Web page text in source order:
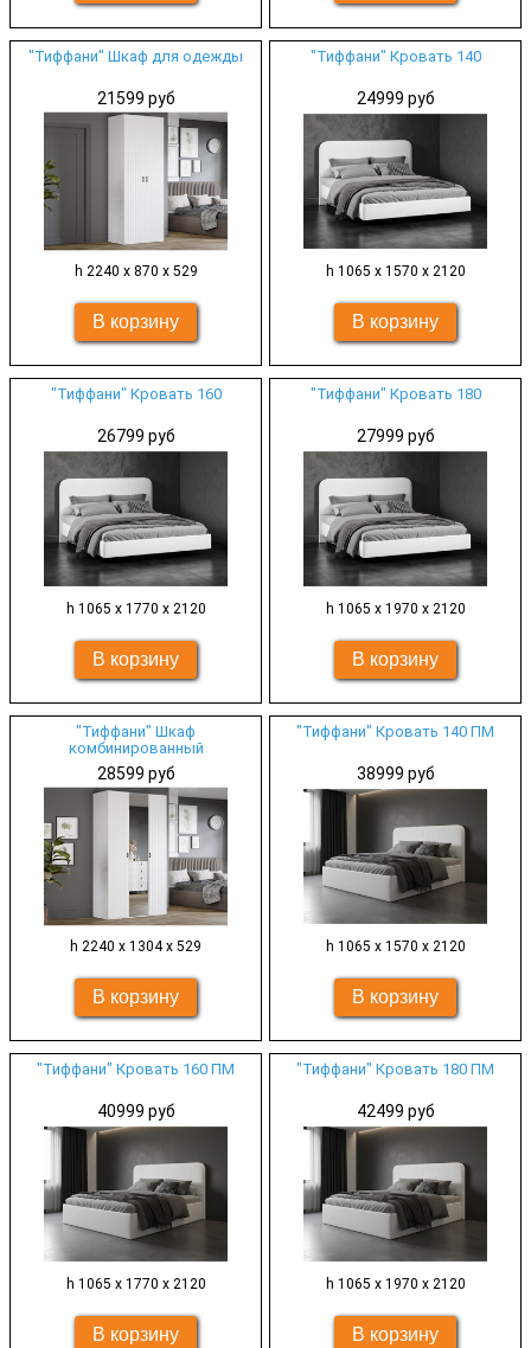
"Тиффани" Шкаф для одежды
21599 руб
h 2240 х 870 х 529
"Тиффани" Кровать 140
24999 руб
h 1065 х 1570 х 2120
"Тиффани" Кровать 160
26799 руб
h 1065 х 1770 х 2120
"Тиффани" Кровать 180
27999 руб
h 1065 х 1970 х 2120
"Тиффани" Шкаф
комбинированный
28599 руб
h 2240 х 1304 х 529
"Тиффани" Кровать 140 ПМ
38999 руб
h 1065 х 1570 х 2120
"Тиффани" Кровать 160 ПМ
40999 руб
h 1065 х 1770 х 2120
"Тиффани" Кровать 180 ПМ
42499 руб
h 1065 х 1970 х 2120